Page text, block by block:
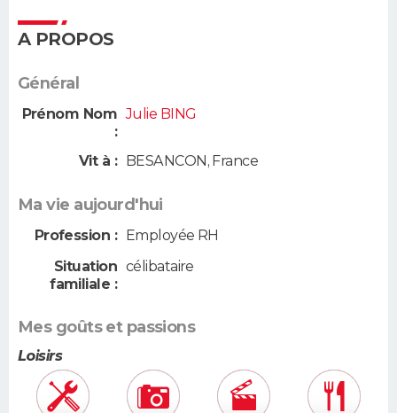
A PROPOS
Général
Prénom Nom
:
Julie BING
Vit à : BESANCON , France
Ma vie aujourd'hui
Profession :
Employée RH
Situation
familiale :
célibataire
Mes goûts et passions
Loisirs